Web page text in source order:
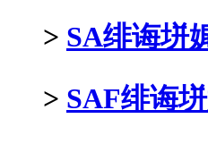
> SA绯诲垪
> SAF绯诲